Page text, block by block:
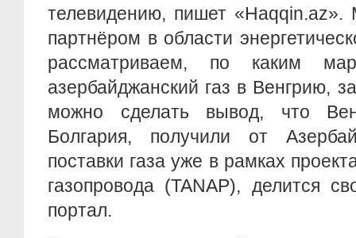
телевидению, пишет
партнёром в области
рассматриваем, по каким
азербайджанский газ в Венгрию,
можно сделать вывод, что
Болгария, получили от
поставки газа уже в рамках
газопровода (TANAP), делится
портал.